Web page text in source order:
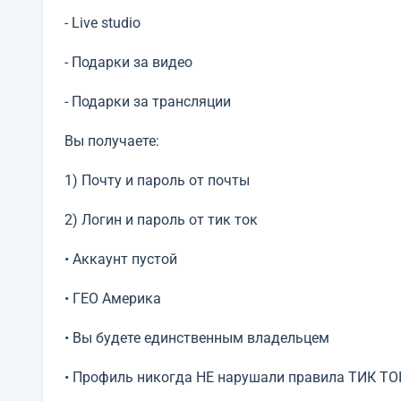
- Live studio
- Подарки за видео
- Подарки за трансляции
Вы получаете:
1) Почту и пароль от почты
2) Логин и пароль от тик ток
• Аккаунт пустой
• ГЕО Америка
• Вы будете единственным владельцем
• Профиль никогда НЕ нарушали правила ТИК